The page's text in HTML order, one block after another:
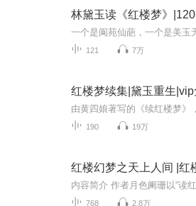
林黛玉读《红楼梦》
121 7万
红楼梦续集|黛玉重生
190 19万
768 2.8万